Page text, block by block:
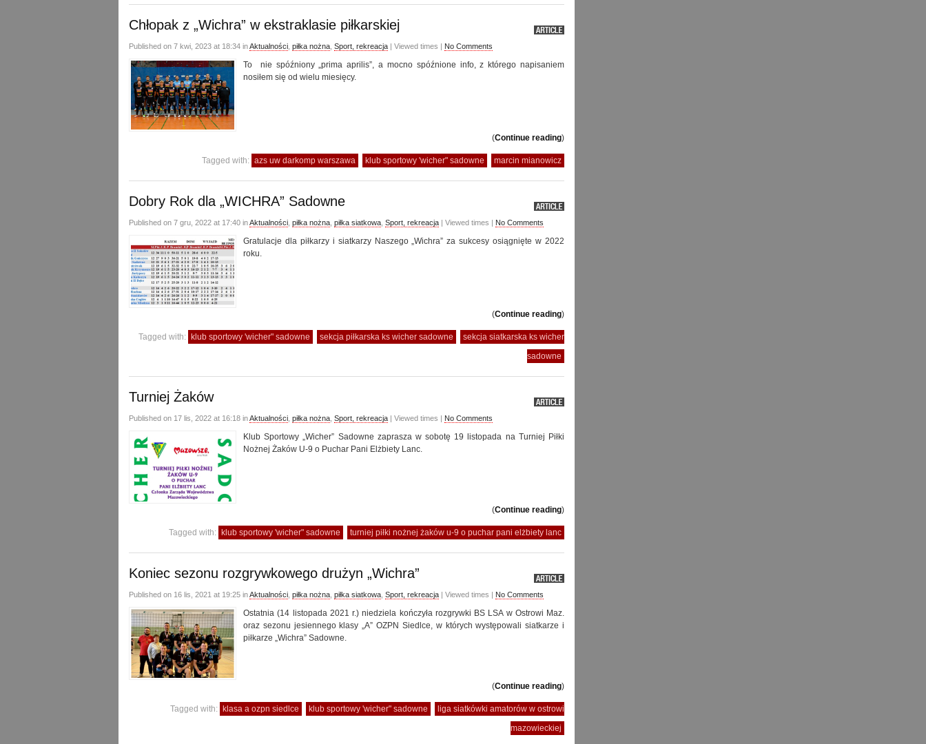
Chłopak z „Wichra” w ekstraklasie piłkarskiej
Published on 7 kwi, 2023 at 18:34 inAktualności piłka nożna Sport, rekreacja | Viewed times | No Comments
To nie spóźniony „prima aprilis”, a mocno spóźnione info, z którego napisaniem
nosiłem się od wielu miesięcy.
(Continue reading)
Tagged with: azs uw darkomp warszawa klub sportowy 'wicher" sadowne marcin mianowicz
Dobry Rok dla „WICHRA” Sadowne
Published on 7 gru, 2022 at 17:40 inAktualności piłka nożna piłka siatkowa Sport, rekreacja | Viewed times | No Comments
Gratulacje dla piłkarzy i siatkarzy Naszego „Wichra” za sukcesy osiągnięte w 2022
roku.
(Continue reading)
Tagged with: klub sportowy 'wicher" sadowne sekcja piłkarska ks wicher sadowne
sekcja siatkarska ks wicher
sadowne
Turniej Żaków
Published on 17 lis, 2022 at 16:18 inAktualności piłka nożna Sport, rekreacja | Viewed times | No Comments
Klub Sportowy „Wicher” Sadowne zaprasza w sobotę 19 listopada na Turniej Piłki
Nożnej Żaków U-9 o Puchar Pani Elżbiety Lanc.
(Continue reading)
Tagged with: klub sportowy 'wicher" sadowne turniej piłki nożnej żaków u-9 o puchar pani elżbiety lanc
Koniec sezonu rozgrywkowego drużyn „Wichra”
Published on 16 lis, 2021 at 19:25 inAktualności piłka nożna piłka siatkowa Sport, rekreacja | Viewed times | No Comments
Ostatnia (14 listopada 2021 r.) niedziela kończyła rozgrywki BS LSA w Ostrowi Maz.
oraz sezonu jesiennego klasy „A” OZPN Siedlce, w których występowali siatkarze i
piłkarze „Wichra” Sadowne.
(Continue reading)
Tagged with: klasa a ozpn siedlce klub sportowy 'wicher" sadowne
liga siatkówki amatorów w ostrowi
mazowieckiej